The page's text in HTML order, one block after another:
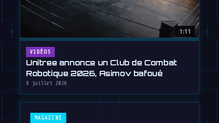
1:11
VIDÉOS
Unitree annonce un Club de Combat
Robotique 2026, Asimov bafoué
9 juillet 2026
MAGAZINE